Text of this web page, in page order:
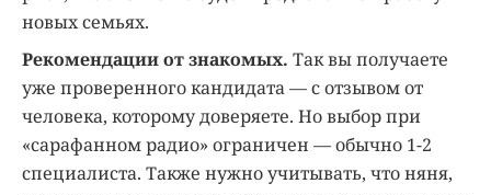
новых семьях.
Рекомендации от знакомых. Так вы получаете
уже проверенного кандидата — с отзывом от
человека, которому доверяете. Но выбор при
«сарафанном радио» ограничен — обычно 1-2
специалиста. Также нужно учитывать, что няня,